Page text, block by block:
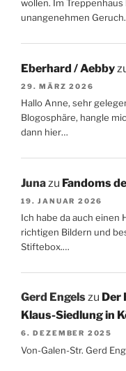
wollen. Im
unangenehmen
Eberhard / Aebby
29. MÄRZ 2026
Hallo Anne, sehr
Blogosphäre, hangle
dann hier…
Juna zu Fandoms
19. JANUAR 2026
Ich habe da auch einen
richtigen Bildern und
Stiftebox.…
Gerd Engelszu Der
Klaus-Siedlung in
6. DEZEMBER 2025
Von-Galen-Str. Gerd